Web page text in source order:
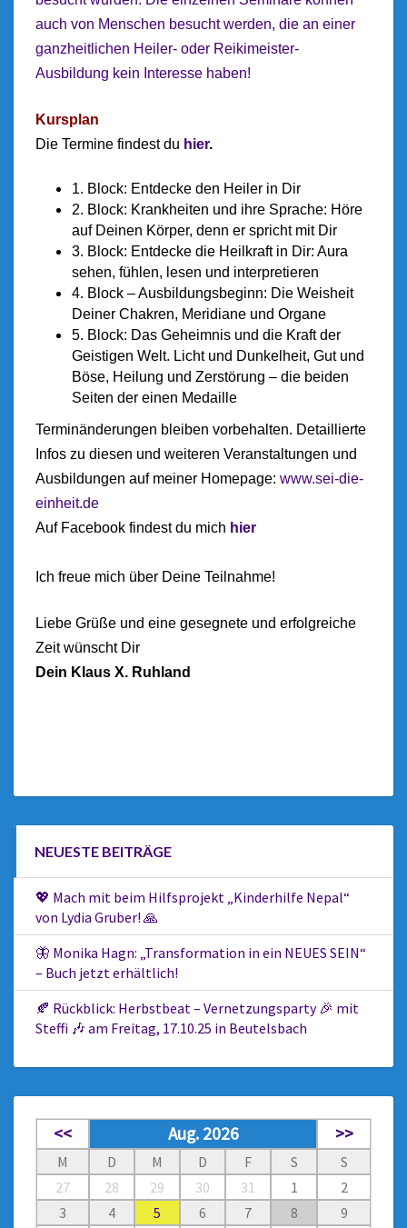
auch von Menschen besucht werden, die an einer
ganzheitlichen Heiler- oder Reikimeister-
Ausbildung kein Interesse haben!
Kursplan
Die Termine findest du hier.
1. Block: Entdecke den Heiler in Dir
2. Block: Krankheiten und ihre Sprache: Höre
auf Deinen Körper, denn er spricht mit Dir
3. Block: Entdecke die Heilkraft in Dir: Aura
sehen, fühlen, lesen und interpretieren
4. Block – Ausbildungsbeginn: Die Weisheit
Deiner Chakren, Meridiane und Organe
5. Block: Das Geheimnis und die Kraft der
Geistigen Welt. Licht und Dunkelheit, Gut und
Böse, Heilung und Zerstörung – die beiden
Seiten der einen Medaille
Terminänderungen bleiben vorbehalten. Detaillierte
Infos zu diesen und weiteren Veranstaltungen und
Ausbildungen auf meiner Homepage: www.sei-die-
einheit.de
Auf Facebook findest du mich hier
Ich freue mich über Deine Teilnahme!
Liebe Grüße und eine gesegnete und erfolgreiche
Zeit wünscht Dir
Dein Klaus X. Ruhland
NEUESTE BEITRÄGE
💖 Mach mit beim Hilfsprojekt „Kinderhilfe Nepal“
von Lydia Gruber! 🙏
🦋 Monika Hagn: „Transformation in ein NEUES SEIN“
– Buch jetzt erhältlich!
🍂 Rückblick: Herbstbeat – Vernetzungsparty 🎉 mit
Steffi 🎶 am Freitag, 17.10.25 in Beutelsbach
<< Aug. 2026 >>
M D M D F S
S
27
28 29 30 31 1
2
3
4 5 6 7 8
9